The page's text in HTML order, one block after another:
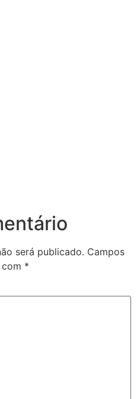
será publicado. Campos
*